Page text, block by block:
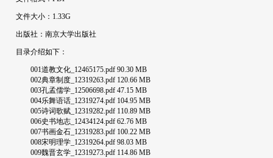
文件大小：1.33G
出版社：南京大学出版社
目录介绍如下：
001道教文化_12465175.pdf 90.30 MB
002典章制度_12319263.pdf 120.66 MB
003孔孟儒学_12506698.pdf 47.15 MB
004乐舞语话_12319274.pdf 104.95 MB
005诗词歌赋_12319282.pdf 110.89 MB
006史书地志_12434124.pdf 62.76 MB
007书画金石_12319283.pdf 100.22 MB
008宋明理学_12319264.pdf 98.03 MB
009魏晋玄学_12319273.pdf 114.86 MB